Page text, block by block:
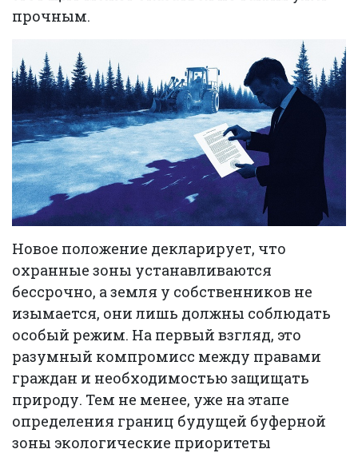
прочным.
Новое положение декларирует, что
охранные зоны устанавливаются
бессрочно, а земля у собственников не
изымается, они лишь должны соблюдать
особый режим. На первый взгляд, это
разумный компромисс между правами
граждан и необходимостью защищать
природу. Тем не менее, уже на этапе
определения границ будущей буферной
зоны экологические приоритеты